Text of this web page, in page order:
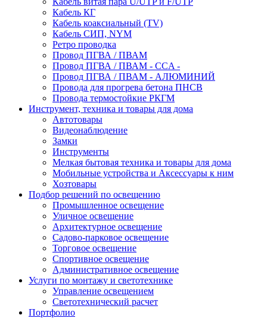
Кабель КГ
Кабель коаксиальный (TV)
Кабель СИП, NYM
Ретро проводка
Провод ПГВА / ПВАМ
Провод ПГВА / ПВАМ - CCA -
Провод ПГВА / ПВАМ - АЛЮМИНИЙ
Провода для прогрева бетона ПНСВ
Провода термостойкие РКГМ
Инструмент, техника и товары для дома
Автотовары
Видеонаблюдение
Замки
Инструменты
Мелкая бытовая техника и товары для дома
Мобильные устройства и Аксессуары к ним
Хозтовары
Подбор решений по освещению
Промышленное освещение
Уличное освещение
Архитектурное освещение
Садово-парковое освещение
Торговое освещение
Спортивное освещение
Административное освещение
Услуги по монтажу и светотехнике
Управление освещением
Светотехнический расчет
Портфолио